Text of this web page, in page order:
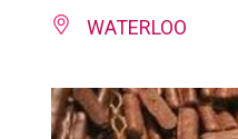
WATERLOO